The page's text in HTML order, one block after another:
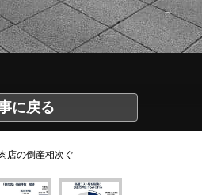
に戻る
店の倒産相次ぐ